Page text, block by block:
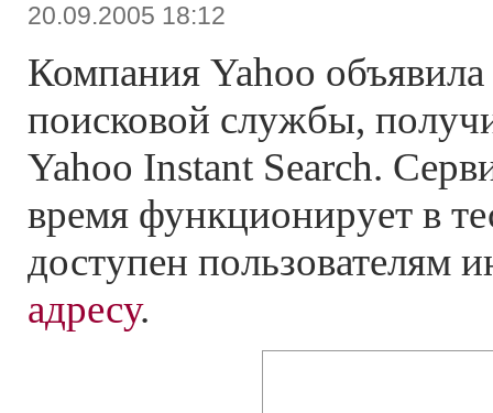
20.09.2005 18:12
Компания Yahoo объявила
поисковой службы,
Yahoo Instant Search.
время функционирует в
доступен пользователям
адресу.